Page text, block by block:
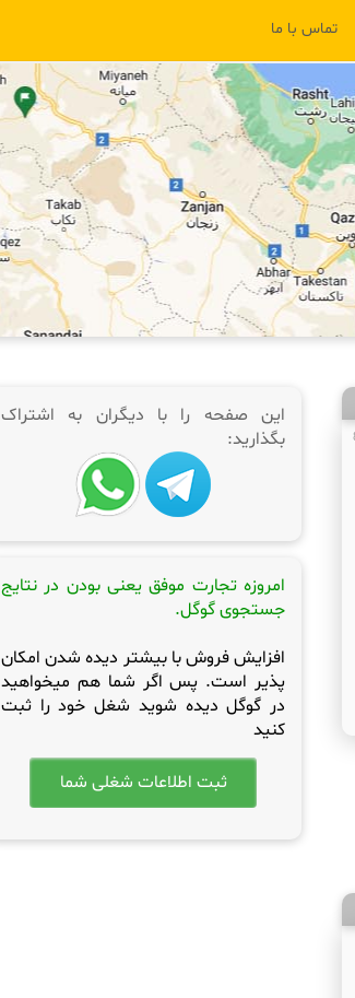
تماس با ما
این صفحه را با دیگران به اشتراک
بگذارید:
امروزه تجارت موفق یعنی بودن در نتایج
جستجوی گوگل.
افزایش فروش با بیشتر دیده شدن امکان
پذیر است. پس اگر شما هم میخواهید
در گوگل دیده شوید شغل خود را ثبت
کنید